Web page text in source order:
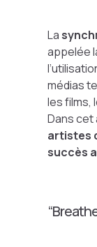
La
appelée
médias
les films,
Dans cet
artistes
succès